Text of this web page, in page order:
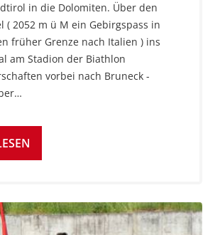
in die Dolomiten. Über den
( 2052 m ü M ein Gebirgspass in
früher Grenze nach Italien ) ins
am Stadion der Biathlon
vorbei nach Bruneck -